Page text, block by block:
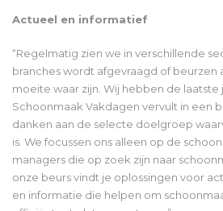
Actueel en informatief
“Regelmatig zien we in verschillende
branches wordt afgevraagd of beurzen
moeite waar zijn. Wij hebben de
Schoonmaak Vakdagen vervult in een
danken aan de selecte doelgroep
is. We focussen ons alleen op de
managers die op zoek zijn naar
onze beurs vindt je oplossingen voor
en informatie die helpen om